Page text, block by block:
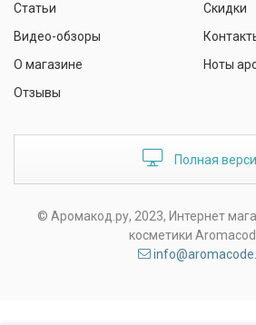
Статьи
Видео-обзоры
О магазине
Отзывы
Скидки
Ноты
Полная
© Аромакод.ру, 2023, Интернет
косметики